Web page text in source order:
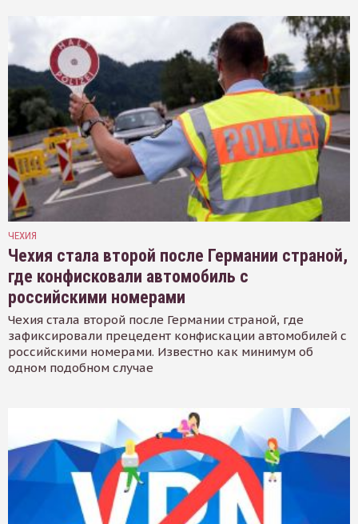
ЧЕХИЯ
Чехия стала второй после Германии страной,
где конфисковали автомобиль с
российскими номерами
Чехия стала второй после Германии страной, где
зафиксировали прецедент конфискации автомобилей с
российскими номерами. Известно как минимум об
одном подобном случае